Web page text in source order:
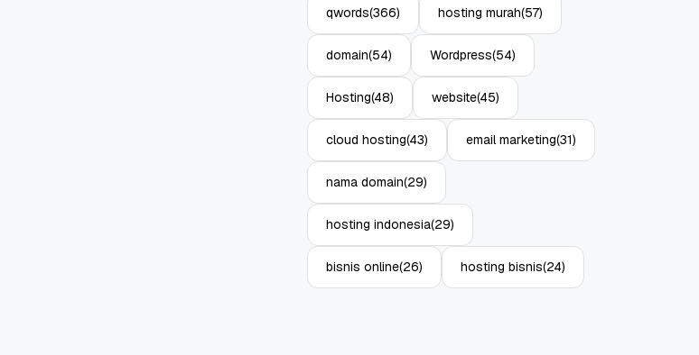
qwords(366) hosting murah(57)
domain(54) Wordpress(54)
Hosting(48) website(45)
cloud hosting(43) email marketing(31)
nama domain(29)
hosting indonesia(29)
bisnis online(26) hosting bisnis(24)